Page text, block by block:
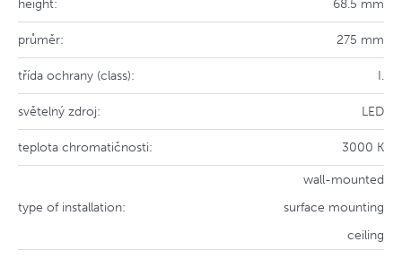
height: 68.5 mm
průměr: 275 mm
třída ochrany (class): I.
světelný zdroj: LED
teplota chromatičnosti: 3000 K
type of installation:
wall-mounted
surface mounting
ceiling